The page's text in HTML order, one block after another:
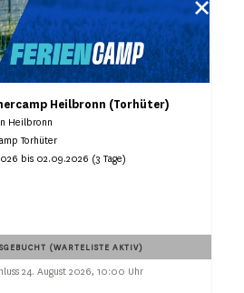
Heilbronn (Torhüter)
Heilbronn
Torhüter
bis 02.09.2026 (3 Tage)
(WARTELISTE AKTIV)
24. August 2026, 10:00 Uhr